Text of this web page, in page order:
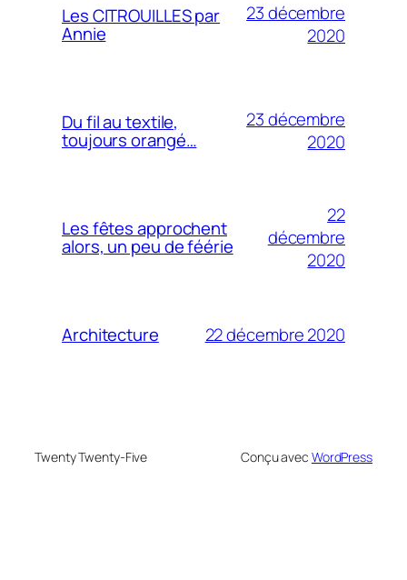
Les CITROUILLES par
Annie
23 décembre
2020
Du fil au textile,
toujours orangé…
23 décembre
2020
Les fêtes approchent
alors, un peu de féérie
22
décembre
2020
Architecture 22 décembre 2020
Twenty Twenty-Five Conçu avec WordPress